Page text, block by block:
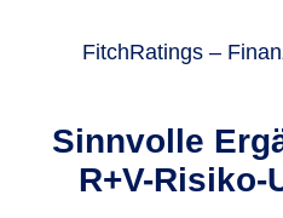
FitchRatings –
Sinnvolle
R+V-